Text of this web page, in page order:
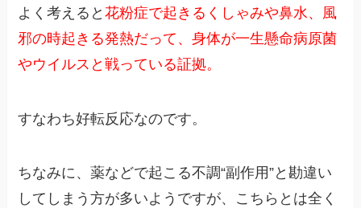
よく考えると花粉症で起きるくしゃみや鼻水、風
邪の時起きる発熱だって、身体が一生懸命病原菌
やウイルスと戦っている証拠。
すなわち好転反応なのです。
ちなみに、薬などで起こる不調“副作用”と勘違い
してしまう方が多いようですが、こちらとは全く